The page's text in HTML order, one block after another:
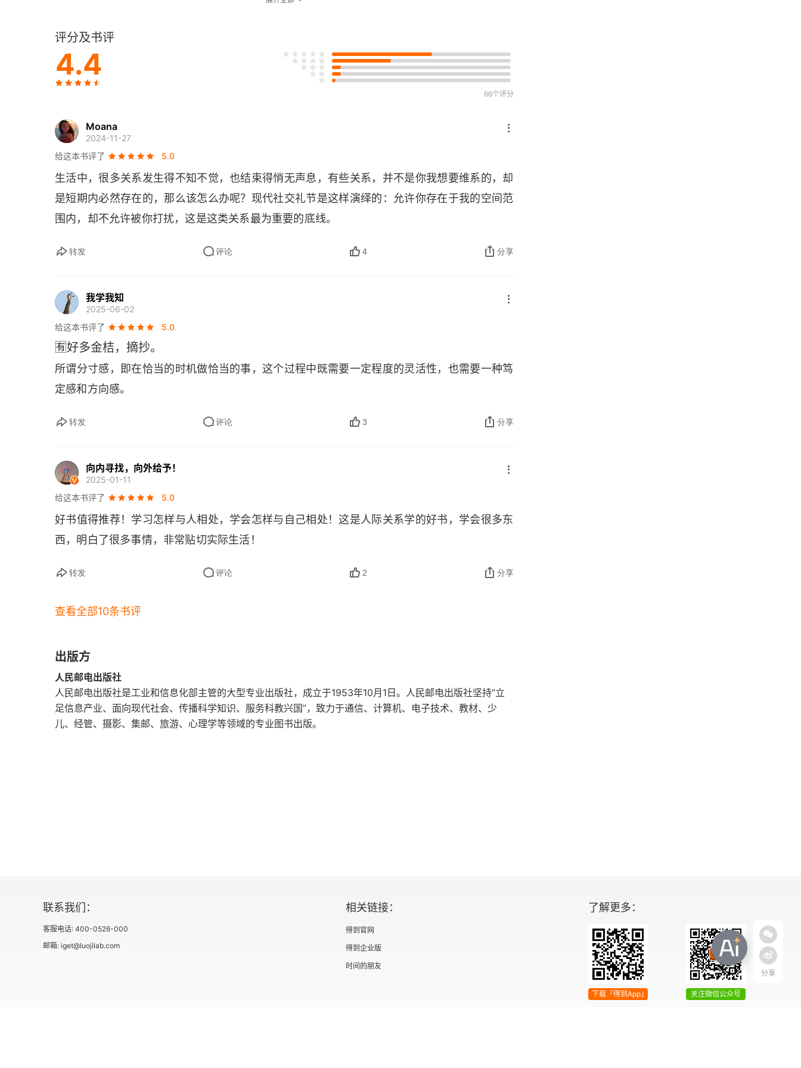
害怕说话、回避社交，并不是因为内向
外向型内向者
无法维系人际关系的人，其实都缺乏一种品质
不要随便给自己的性格贴上标签
你会经常说“谢谢”吗
“说教式”社交潜藏的压力
请远离那些从不发脾气的人
不合群的优势
这四个方面，千万不要低调
厚脸皮的优势
与其强迫自己社交，不如体验“独行侠”的魅力
内向者如何与陌生人交往
适当发脾气，反而能赢得他人的喜欢
评分及书评
4.4
66个评分
Moana
2024-11-27
给这本书评了
5.0
生活中，很多关系发生得不知不觉，也结束得悄无声息，有些关系，并不是你我想要维系的，却
是短期内必然存在的，那么该怎么办呢？现代社交礼节是这样演绎的：允许你存在于我的空间范
围内，却不允许被你打扰，这是这类关系最为重要的底线。
转发 评论 4 分享
我学我知
2025-06-02
给这本书评了
5.0
🈶好多金桔，摘抄。
所谓分寸感，即在恰当的时机做恰当的事，这个过程中既需要一定程度的灵活性，也需要一种笃
定感和方向感。
转发 评论 3 分享
向内寻找，向外给予！
2025-01-11
给这本书评了
5.0
好书值得推荐！学习怎样与人相处，学会怎样与自己相处！这是人际关系学的好书，学会很多东
西，明白了很多事情，非常贴切实际生活！
转发 评论 2 分享
查看全部10条书评
出版方
人民邮电出版社
人民邮电出版社是工业和信息化部主管的大型专业出版社，成立于1953年10月1日。人民邮电出版社坚持“立
足信息产业、面向现代社会、传播科学知识、服务科教兴国”，致力于通信、计算机、电子技术、教材、少
儿、经管、摄影、集邮、旅游、心理学等领域的专业图书出版。
分享
联系我们：
客服电话: 400-0526-000
邮箱: iget@luojilab.com
相关链接：
得到官网
得到企业版
时间的朋友
了解更多：
下载「得到App」 关注微信公众号